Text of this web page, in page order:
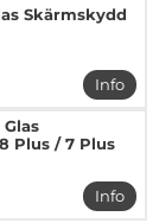
Skärmskydd
Info
mer
Plus / 7 Plus
Info
mer